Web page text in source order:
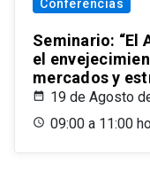
Conferencias
Seminario: “El
el
mercados y
19 de Agosto
09:00 a 11:00